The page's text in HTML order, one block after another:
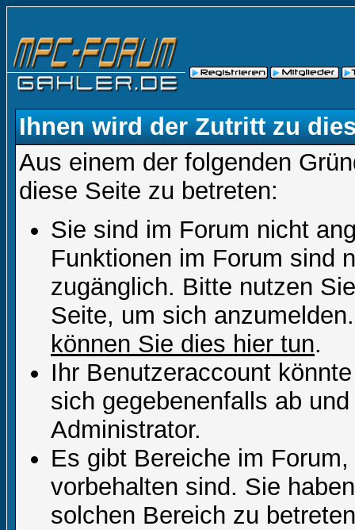
Ihnen wird der Zutritt zu
Aus einem der folgenden
diese Seite zu betreten:
Sie sind im Forum nicht
Funktionen im Forum sind
zugänglich. Bitte nutzen
Seite, um sich
können Sie dies hier tun.
Ihr Benutzeraccount
sich gegebenenfalls ab
Administrator.
Es gibt Bereiche im
vorbehalten sind. Sie
solchen Bereich zu